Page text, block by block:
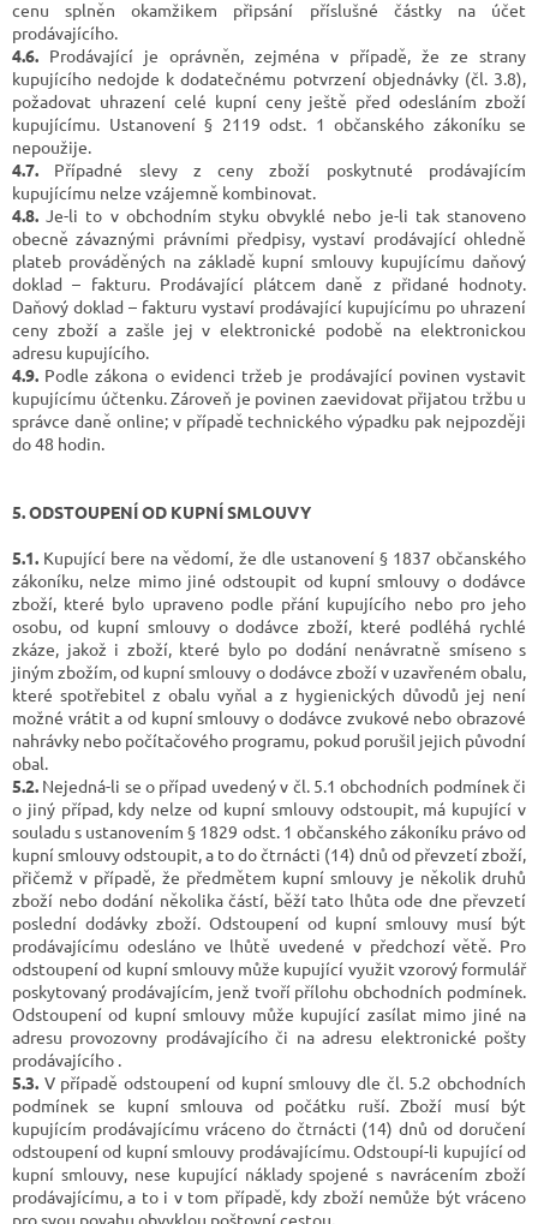
cenu splněn okamžikem připsání příslušné částky na účet
prodávajícího.
4.6. Prodávající je oprávněn, zejména v případě, že ze strany
kupujícího nedojde k dodatečnému potvrzení objednávky (čl. 3.8),
požadovat uhrazení celé kupní ceny ještě před odesláním zboží
kupujícímu. Ustanovení § 2119 odst. 1 občanského zákoníku se
nepoužije.
4.7. Případné slevy z ceny zboží poskytnuté prodávajícím
kupujícímu nelze vzájemně kombinovat.
4.8. Je-li to v obchodním styku obvyklé nebo je-li tak stanoveno
obecně závaznými právními předpisy, vystaví prodávající ohledně
plateb prováděných na základě kupní smlouvy kupujícímu daňový
doklad – fakturu. Prodávající plátcem daně z přidané hodnoty.
Daňový doklad – fakturu vystaví prodávající kupujícímu po uhrazení
ceny zboží a zašle jej v elektronické podobě na elektronickou
adresu kupujícího.
4.9. Podle zákona o evidenci tržeb je prodávající povinen vystavit
kupujícímu účtenku. Zároveň je povinen zaevidovat přijatou tržbu u
správce daně online; v případě technického výpadku pak nejpozději
do 48 hodin.
5. ODSTOUPENÍ OD KUPNÍ SMLOUVY
5.1. Kupující bere na vědomí, že dle ustanovení § 1837 občanského
zákoníku, nelze mimo jiné odstoupit od kupní smlouvy o dodávce
zboží, které bylo upraveno podle přání kupujícího nebo pro jeho
osobu, od kupní smlouvy o dodávce zboží, které podléhá rychlé
zkáze, jakož i zboží, které bylo po dodání nenávratně smíseno s
jiným zbožím, od kupní smlouvy o dodávce zboží v uzavřeném obalu,
které spotřebitel z obalu vyňal a z hygienických důvodů jej není
možné vrátit a od kupní smlouvy o dodávce zvukové nebo obrazové
nahrávky nebo počítačového programu, pokud porušil jejich původní
obal.
5.2. Nejedná-li se o případ uvedený v čl. 5.1 obchodních podmínek či
o jiný případ, kdy nelze od kupní smlouvy odstoupit, má kupující v
souladu s ustanovením § 1829 odst. 1 občanského zákoníku právo od
kupní smlouvy odstoupit, a to do čtrnácti (14) dnů od převzetí zboží,
přičemž v případě, že předmětem kupní smlouvy je několik druhů
zboží nebo dodání několika částí, běží tato lhůta ode dne převzetí
poslední dodávky zboží. Odstoupení od kupní smlouvy musí být
prodávajícímu odesláno ve lhůtě uvedené v předchozí větě. Pro
odstoupení od kupní smlouvy může kupující využit vzorový formulář
poskytovaný prodávajícím, jenž tvoří přílohu obchodních podmínek.
Odstoupení od kupní smlouvy může kupující zasílat mimo jiné na
adresu provozovny prodávajícího či na adresu elektronické pošty
prodávajícího .
5.3. V případě odstoupení od kupní smlouvy dle čl. 5.2 obchodních
podmínek se kupní smlouva od počátku ruší. Zboží musí být
kupujícím prodávajícímu vráceno do čtrnácti (14) dnů od doručení
odstoupení od kupní smlouvy prodávajícímu. Odstoupí-li kupující od
kupní smlouvy, nese kupující náklady spojené s navrácením zboží
prodávajícímu, a to i v tom případě, kdy zboží nemůže být vráceno
pro svou povahu obvyklou poštovní cestou.